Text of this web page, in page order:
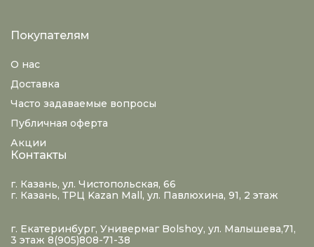
Покупателям
О нас
Доставка
Часто задаваемые вопросы
Публичная оферта
Акции
Контакты
г. Казань, ул. Чистопольская, 66
г. Казань, ТРЦ Kazan Mall, ул. Павлюхина, 91, 2 этаж
г. Екатеринбург, Универмаг Bolshoy, ул. Малышева,71,
3 этаж 8(905)808-71-38